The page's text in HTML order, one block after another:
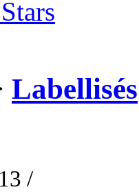
Labellisés
/